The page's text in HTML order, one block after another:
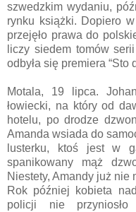
szwedzkim wydaniu,
rynku książki. Dopiero
przejęło prawa do
liczy siedem tomów
odbyła się premiera “Sto
Motala, 19 lipca.
łowiecki, na który od
hotelu, po drodze
Amanda wsiada do
lusterku, ktoś jest w
spanikowany mąż
Niestety, Amandy już nie
Rok później kobieta
policji nie przyniosło